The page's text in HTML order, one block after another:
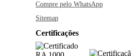
Compre pelo WhatsApp
Sitemap
Certificações